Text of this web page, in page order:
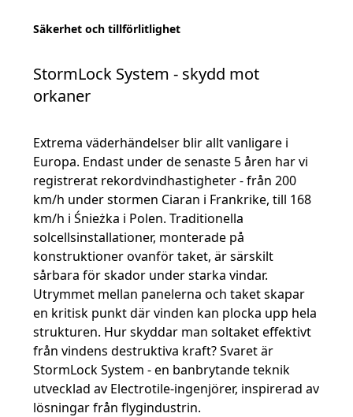
Säkerhet och tillförlitlighet
StormLock System - skydd mot
orkaner
Extrema väderhändelser blir allt vanligare i
Europa. Endast under de senaste 5 åren har vi
registrerat rekordvindhastigheter - från 200
km/h under stormen Ciaran i Frankrike, till 168
km/h i Śnieżka i Polen. Traditionella
solcellsinstallationer, monterade på
konstruktioner ovanför taket, är särskilt
sårbara för skador under starka vindar.
Utrymmet mellan panelerna och taket skapar
en kritisk punkt där vinden kan plocka upp hela
strukturen. Hur skyddar man soltaket effektivt
från vindens destruktiva kraft? Svaret är
StormLock System - en banbrytande teknik
utvecklad av Electrotile-ingenjörer, inspirerad av
lösningar från flygindustrin.